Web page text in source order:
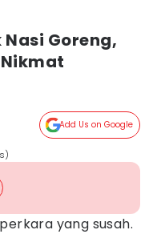
Goreng,
Add Us on Google
yang susah.